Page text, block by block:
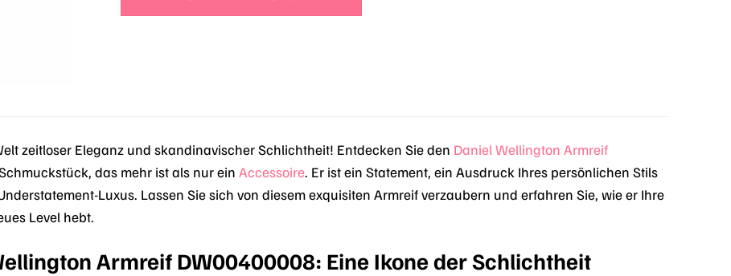
zeitloser Eleganz und skandinavischer Schlichtheit! Entdecken Sie den Daniel Wellington Armreif
das mehr ist als nur einAccessoire. Er ist ein Statement, ein Ausdruck Ihres persönlichen Stils
Luxus. Lassen Sie sich von diesem exquisiten Armreif verzaubern und erfahren Sie, wie er Ihre
Level hebt.
Armreif DW00400008: Eine Ikone der Schlichtheit